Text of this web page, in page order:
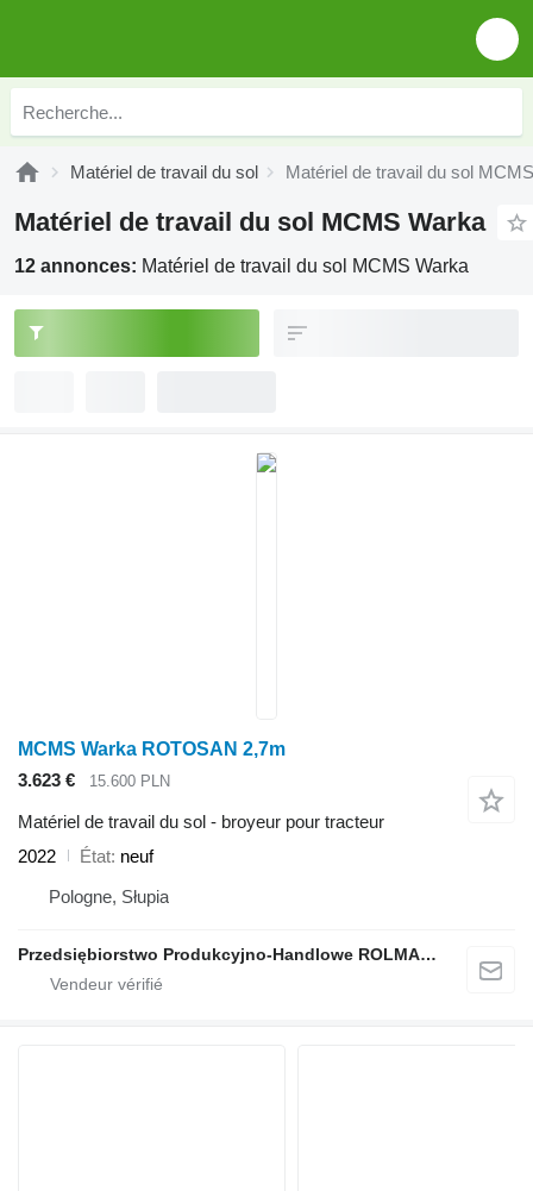
Matériel de travail du sol Matériel de travail du sol
Matériel de travail du sol MCMS Warka
12 annonces: Matériel de travail du sol MCMS Warka
MCMS Warka ROTOSAN 2,7m
3.623 €
15.600 PLN
Matériel de travail du sol - broyeur pour tracteur
2022
État neuf
Pologne, Słupia
Przedsiębiorstwo Produkcyjno-Handlowe ROLMAPOL Marcin Dziekan